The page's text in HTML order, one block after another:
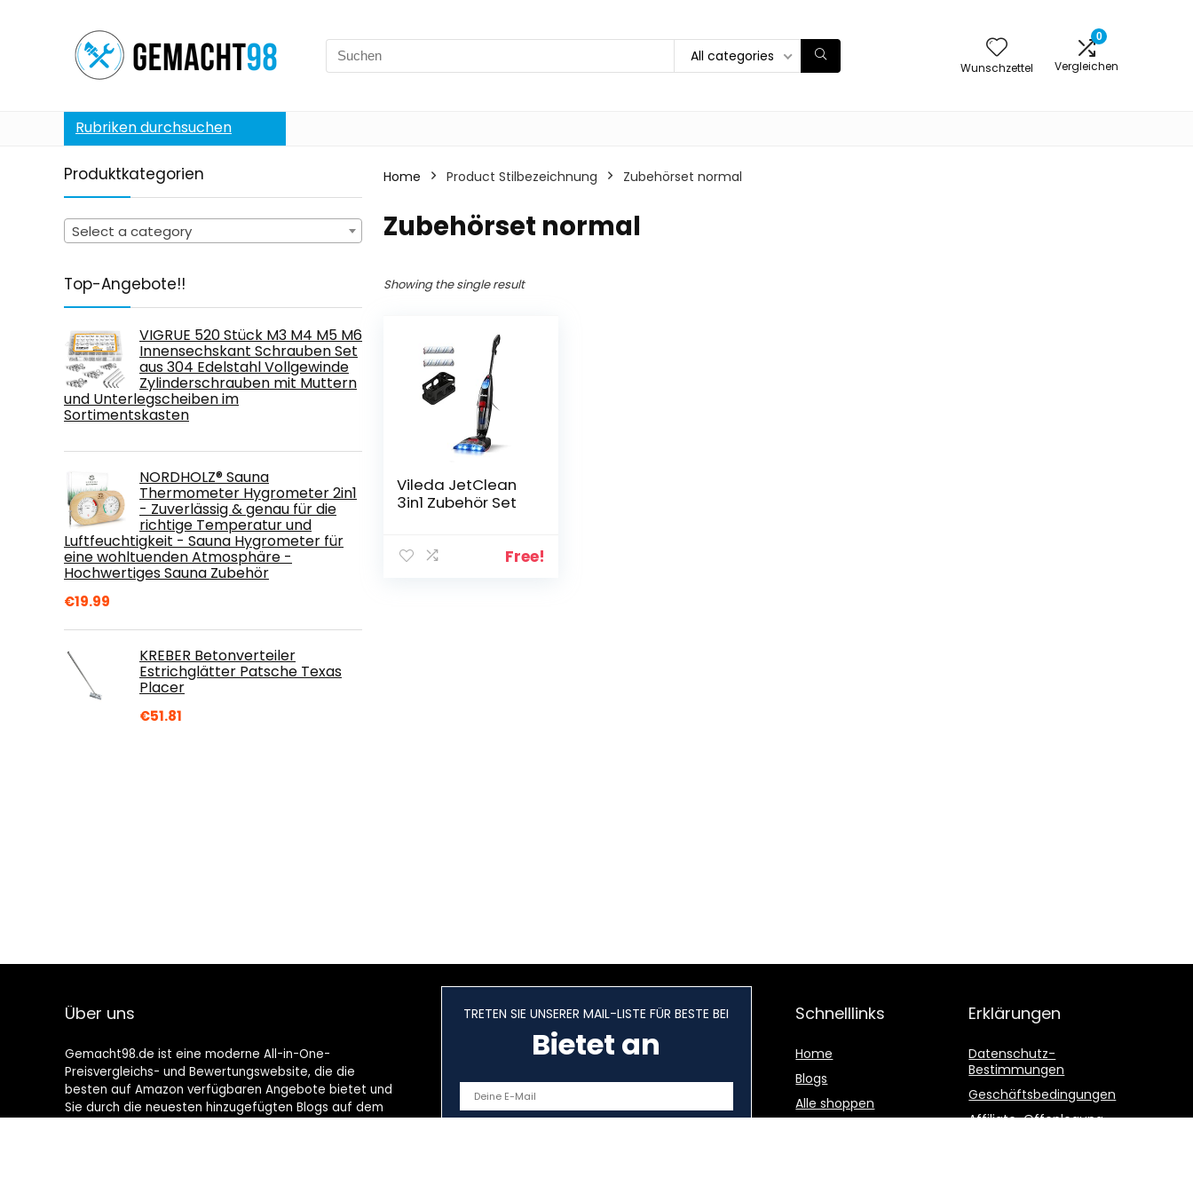
Search
for:
All categories
Wunschzettel
0
Vergleichen
Rubriken durchsuchen
Produktkategorien
Select a category
Top-Angebote!!
VIGRUE 520 Stück M3 M4 M5 M6
Innensechskant Schrauben Set
aus 304 Edelstahl Vollgewinde
Zylinderschrauben mit Muttern
und Unterlegscheiben im
Sortimentskasten
NORDHOLZ® Sauna
Thermometer Hygrometer 2in1
- Zuverlässig & genau für die
richtige Temperatur und
Luftfeuchtigkeit - Sauna Hygrometer für
eine wohltuenden Atmosphäre -
Hochwertiges Sauna Zubehör
€19.99
KREBER Betonverteiler
Estrichglätter Patsche Texas
Placer
€51.81
Home Product Stilbezeichnung Zubehörset normal
Zubehörset normal
Showing the single result
Vileda JetClean
3in1 Zubehör Set
Free!
Über uns
Gemacht98.de ist eine moderne All-in-One-
Preisvergleichs- und Bewertungswebsite, die die
besten auf Amazon verfügbaren Angebote bietet und
Sie durch die neuesten hinzugefügten Blogs auf dem
TRETEN SIE UNSERER MAIL-LISTE FÜR BESTE BEI
Bietet an
Schnelllinks
Home
Blogs
Alle shoppen
Erklärungen
Datenschutz-
Bestimmungen
Geschäftsbedingungen
Affiliate-Offenlegung